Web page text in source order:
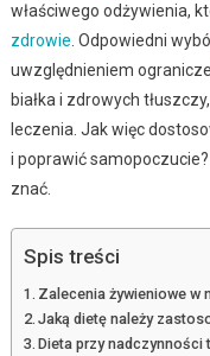
właściwego odżywienia,
zdrowie. Odpowiedni
uwzględnieniem
białka i zdrowych
leczenia. Jak więc
i poprawić
znać.
Spis treści
Zalecenia żywieniowe w
Jaką dietę należy
Dieta przy nadczynności